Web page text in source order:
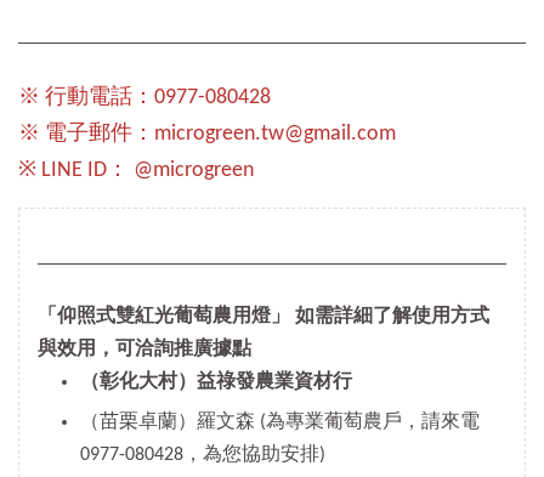
※ 行動電話：0977-080428
※ 電子郵件：microgreen.tw@gmail.com
※ LINE ID： @microgreen
「仰照式雙紅光葡萄農用燈」 如需詳細了解使用方式
與效用，可洽詢推廣據點
（彰化大村）益祿發農業資材行
（苗栗卓蘭）羅文森 (為專業葡萄農戶，請來電
0977-080428，為您協助安排)